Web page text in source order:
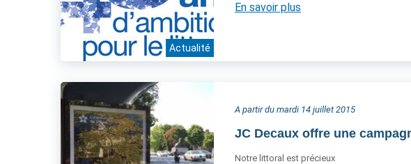
Actualité
En savoir plus
A partir du mardi 14 juillet 2015
JC Decaux offre une
Notre littoral est précieux